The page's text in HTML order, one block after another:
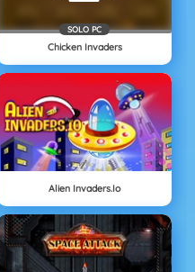
SOLO PC
Chicken Invaders
Alien Invaders.io